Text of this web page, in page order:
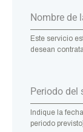
Nombre de
Este servicio
desean
Periodo del
Indique la
periodo